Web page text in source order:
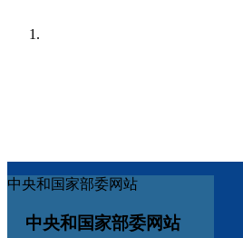
中央和国家部委网站
中央和国家部委网站